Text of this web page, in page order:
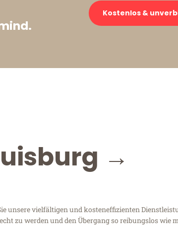
Kostenlos &
→
unsere vielfältigen und kosteneffizienten
zu werden und den Übergang so reibungslos wie